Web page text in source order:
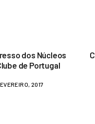
dos Núcleos
de Portugal
2017